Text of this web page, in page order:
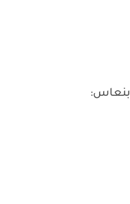
بنعاس: